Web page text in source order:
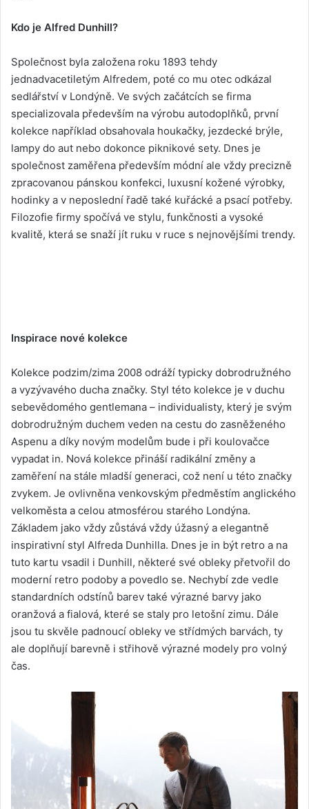
Kdo je Alfred Dunhill?
Společnost byla založena roku 1893 tehdy
jednadvacetiletým Alfredem, poté co mu otec odkázal
sedlářství v Londýně. Ve svých začátcích se firma
specializovala především na výrobu autodoplňků, první
kolekce například obsahovala houkačky, jezdecké brýle,
lampy do aut nebo dokonce piknikové sety. Dnes je
společnost zaměřena především módní ale vždy precizně
zpracovanou pánskou konfekci, luxusní kožené výrobky,
hodinky a v neposlední řadě také kuřácké a psací potřeby.
Filozofie firmy spočívá ve stylu, funkčnosti a vysoké
kvalitě, která se snaží jít ruku v ruce s nejnovějšími trendy.
Inspirace nové kolekce
Kolekce podzim/zima 2008 odráží typicky dobrodružného
a vyzývavého ducha značky. Styl této kolekce je v duchu
sebevědomého gentlemana – individualisty, který je svým
dobrodružným duchem veden na cestu do zasněženého
Aspenu a díky novým modelům bude i při koulovačce
vypadat in. Nová kolekce přináší radikální změny a
zaměření na stále mladší generaci, což není u této značky
zvykem. Je ovlivněna venkovským předměstím anglického
velkoměsta a celou atmosférou starého Londýna.
Základem jako vždy zůstává vždy úžasný a elegantně
inspirativní styl Alfreda Dunhilla. Dnes je in být retro a na
tuto kartu vsadil i Dunhill, některé své obleky přetvořil do
moderní retro podoby a povedlo se. Nechybí zde vedle
standardních odstínů barev také výrazné barvy jako
oranžová a fialová, které se staly pro letošní zimu. Dále
jsou tu skvěle padnoucí obleky ve střídmých barvách, ty
ale doplňují barevně i střihově výrazné modely pro volný
čas.